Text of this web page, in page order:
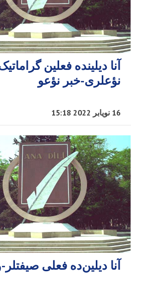
آنا دیلینده فعلین
نؤعلری-خبر نؤعو
16 نویابر 2022 15:18
آنا دیلین‌ده فعلی صیفتلر-